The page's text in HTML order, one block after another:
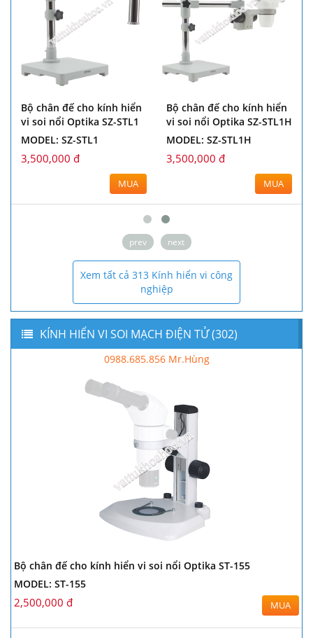
Bộ chân đế cho kính hiển
vi soi nổi Optika SZ-STL1
MODEL: SZ-STL1
3,500,000 đ
MUA
Bộ chân đế cho kính hiển
vi soi nổi Optika SZ-STL1H
MODEL: SZ-STL1H
3,500,000 đ
MUA
prev next
Xem tất cả 313 Kính hiển vi công
nghiệp
KÍNH HIỂN VI SOI MẠCH ĐIỆN TỬ (302)
0988.685.856 Mr.Hùng
Bộ chân đế cho kính hiển vi soi nổi Optika ST-155
MODEL: ST-155
2,500,000 đ MUA